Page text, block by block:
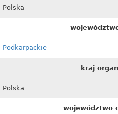
Polska
Podkarpackie
kraj
Polska
województwo